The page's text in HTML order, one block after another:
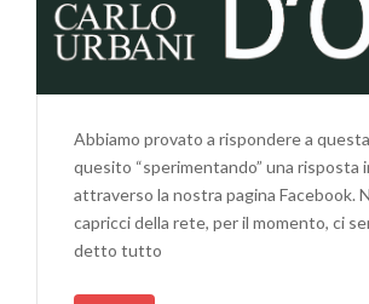
Abbiamo provato a rispondere a
quesito “sperimentando” una risposta
attraverso la nostra pagina Facebook.
capricci della rete, per il momento, ci
detto tutto